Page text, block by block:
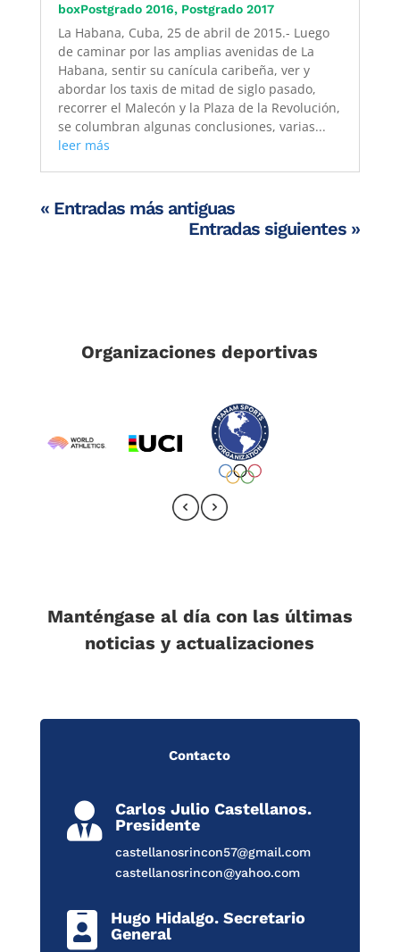
boxPostgrado 2016, Postgrado 2017
La Habana, Cuba, 25 de abril de 2015.- Luego
de caminar por las amplias avenidas de La
Habana, sentir su canícula caribeña, ver y
abordar los taxis de mitad de siglo pasado,
recorrer el Malecón y la Plaza de la Revolución,
se columbran algunas conclusiones, varias...
leer más
« Entradas más antiguas
Entradas siguientes »
Organizaciones deportivas
Manténgase al día con las últimas
noticias y actualizaciones
Contacto

Carlos Julio Castellanos.
Presidente
castellanosrincon57@gmail.com
castellanosrincon@yahoo.com

Hugo Hidalgo. Secretario
General